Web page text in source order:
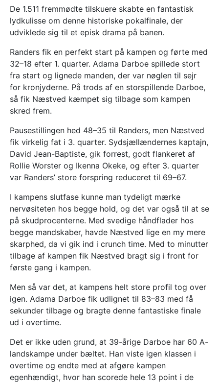
De 1.511 fremmødte tilskuere skabte en fantastisk
lydkulisse om denne historiske pokalfinale, der
udviklede sig til et episk drama på banen.
Randers fik en perfekt start på kampen og førte med
32–18 efter 1. quarter. Adama Darboe spillede stort
fra start og lignede manden, der var nøglen til sejr
for kronjyderne. På trods af en storspillende Darboe,
så fik Næstved kæmpet sig tilbage som kampen
skred frem.
Pausestillingen hed 48–35 til Randers, men Næstved
fik virkelig fat i 3. quarter. Sydsjællændernes kaptajn,
David Jean-Baptiste, gik forrest, godt flankeret af
Rollie Worster og Ikenna Okeke, og efter 3. quarter
var Randers’ store forspring reduceret til 69–67.
I kampens slutfase kunne man tydeligt mærke
nervøsiteten hos begge hold, og det var også til at se
på skudprocenterne. Med svedige håndflader hos
begge mandskaber, havde Næstved lige en my mere
skarphed, da vi gik ind i crunch time. Med to minutter
tilbage af kampen fik Næstved bragt sig i front for
første gang i kampen.
Men så var det, at kampens helt store profil tog over
igen. Adama Darboe fik udlignet til 83–83 med få
sekunder tilbage og bragte denne fantastiske finale
ud i overtime.
Det er ikke uden grund, at 39-årige Darboe har 60 A-
landskampe under bæltet. Han viste igen klassen i
overtime og endte med at afgøre kampen
egenhændigt, hvor han scorede hele 13 point i de